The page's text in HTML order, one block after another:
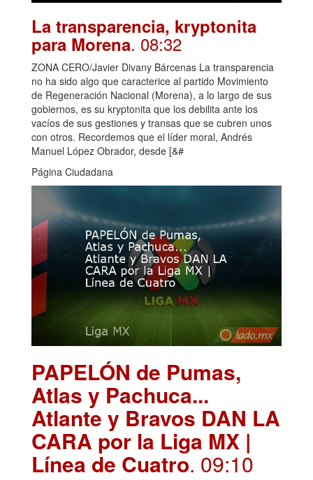
La transparencia, kryptonita
para Morena. 08:32
ZONA CERO/Javier Divany Bárcenas La transparencia
no ha sido algo que caracterice al partido Movimiento
de Regeneración Nacional (Morena), a lo largo de sus
gobiernos, es su kryptonita que los debilita ante los
vacíos de sus gestiones y transas que se cubren unos
con otros. Recordemos que el líder moral, Andrés
Manuel López Obrador, desde [&#
Página Ciudadana
PAPELÓN de Pumas,
Atlas y Pachuca...
Atlante y Bravos DAN LA
CARA por la Liga MX |
Línea de Cuatro. 09:10